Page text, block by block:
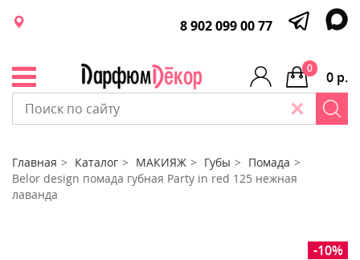
8 902 099 00 77
0 р.
0
Главная Каталог МАКИЯЖ Губы
Помада
Belor design помада губная Party in red 125 нежная
лаванда
-10%